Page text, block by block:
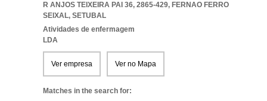
R ANJOS TEIXEIRA PAI 36, 2865-429, FERNAO FERRO
SEIXAL, SETUBAL
Atividades de enfermagem
LDA
Ver empresa Ver no Mapa
Matches in the search for: